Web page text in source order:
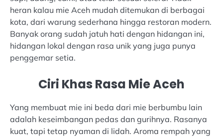
heran kalau mie Aceh mudah ditemukan di berbagai
kota, dari warung sederhana hingga restoran modern.
Banyak orang sudah jatuh hati dengan hidangan ini,
hidangan lokal dengan rasa unik yang juga punya
penggemar setia.
Ciri Khas Rasa Mie Aceh
Yang membuat mie ini beda dari mie berbumbu lain
adalah keseimbangan pedas dan gurihnya. Rasanya
kuat, tapi tetap nyaman di lidah. Aroma rempah yang